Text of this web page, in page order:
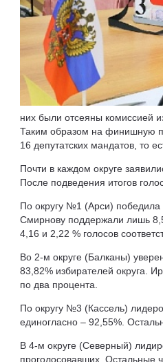
них были отсеяны комиссией
Таким образом на финишную
16 депутатских мандатов, то
Почти в каждом округе
После подведения итогов
По округу №1 (Арси) победила
Смирнову поддержали лишь
4,16 и 2,22 % голосов
Во 2-м округе (Балканы)
83,82% избирателей округа.
по два процента.
По округу №3 (Кассель)
единогласно – 92,55%.
В 4-м округе (Северный)
проголосовавших. Остальные